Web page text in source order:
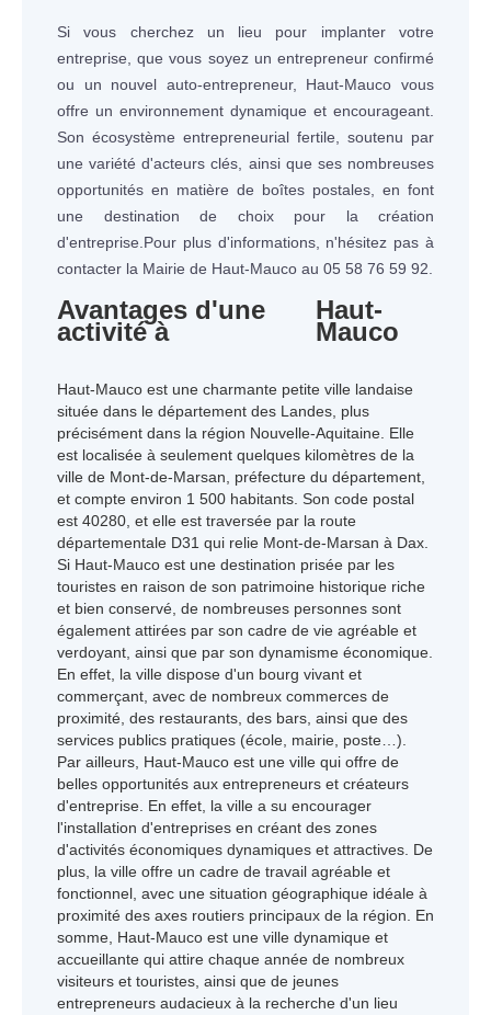
Si vous cherchez un lieu pour implanter votre
entreprise, que vous soyez un entrepreneur confirmé
ou un nouvel auto-entrepreneur, Haut-Mauco vous
offre un environnement dynamique et encourageant.
Son écosystème entrepreneurial fertile, soutenu par
une variété d'acteurs clés, ainsi que ses nombreuses
opportunités en matière de boîtes postales, en font
une destination de choix pour la création
d'entreprise.Pour plus d'informations, n'hésitez pas à
contacter la Mairie de Haut-Mauco au 05 58 76 59 92.
Avantages d'une
activité à
Haut-
Mauco
Haut-Mauco est une charmante petite ville landaise
située dans le département des Landes, plus
précisément dans la région Nouvelle-Aquitaine. Elle
est localisée à seulement quelques kilomètres de la
ville de Mont-de-Marsan, préfecture du département,
et compte environ 1 500 habitants. Son code postal
est 40280, et elle est traversée par la route
départementale D31 qui relie Mont-de-Marsan à Dax.
Si Haut-Mauco est une destination prisée par les
touristes en raison de son patrimoine historique riche
et bien conservé, de nombreuses personnes sont
également attirées par son cadre de vie agréable et
verdoyant, ainsi que par son dynamisme économique.
En effet, la ville dispose d'un bourg vivant et
commerçant, avec de nombreux commerces de
proximité, des restaurants, des bars, ainsi que des
services publics pratiques (école, mairie, poste…).
Par ailleurs, Haut-Mauco est une ville qui offre de
belles opportunités aux entrepreneurs et créateurs
d'entreprise. En effet, la ville a su encourager
l'installation d'entreprises en créant des zones
d'activités économiques dynamiques et attractives. De
plus, la ville offre un cadre de travail agréable et
fonctionnel, avec une situation géographique idéale à
proximité des axes routiers principaux de la région. En
somme, Haut-Mauco est une ville dynamique et
accueillante qui attire chaque année de nombreux
visiteurs et touristes, ainsi que de jeunes
entrepreneurs audacieux à la recherche d'un lieu